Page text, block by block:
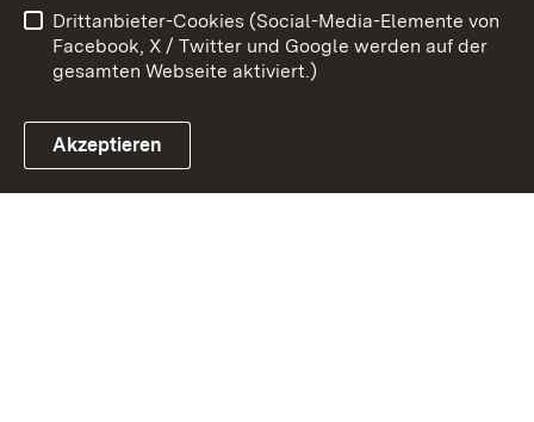
Link zum Landesportal
Impressum
Cookies
Drittanbieter-Cookies (Social-Media-Elemente von
Facebook, X / Twitter und Google werden auf der
gesamten Webseite aktiviert.)
Akzeptieren